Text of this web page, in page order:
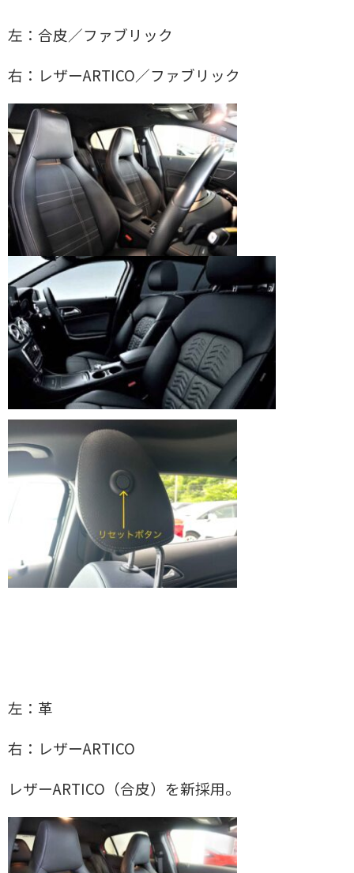
左：合皮／ファブリック
右：レザーARTICO／ファブリック
左：革
右：レザーARTICO
レザーARTICO（合皮）を新採用。